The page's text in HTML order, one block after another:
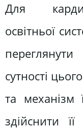
Для
освітньої
сутності
та механізм
здійснити її